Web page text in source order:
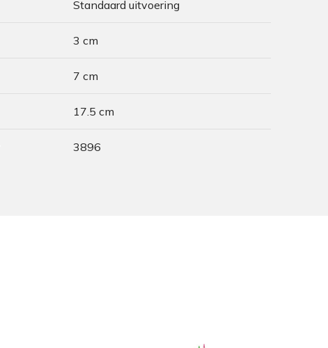
Standaard uitvoering
3 cm
7 cm
17.5 cm
3896